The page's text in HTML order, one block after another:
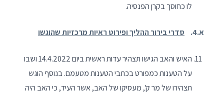
לו כחוסך בקרן הפנסיה.
א.4. סדרי בירור ההליך ופירוט ראיות מרכזיות שהוגשו
האיש והאב הגישו תצהיר עדות ראשית ביום 14.4.2022 ושבו
על הטענות כמפורט בכתבי הטענות מטעמם. בנוסף הוגש
תצהירו של מר ק', מעסיקו של האב, אשר העיד, כי האב היה